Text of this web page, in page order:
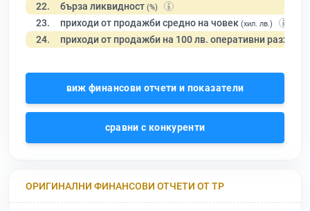
22. бърза ликвидност (%)
23. приходи от продажби средно на човек (хил. лв.)
24. приходи от продажби на 100 лв. оперативни разходи
виж финансови отчети и показатели
сравни с конкуренти
ОРИГИНАЛНИ ФИНАНСОВИ ОТЧЕТИ ОТ ТР